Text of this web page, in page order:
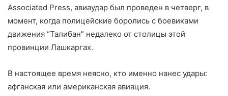
Associated Press, авиаудар был проведен в четверг, в
момент, когда полицейские боролись с боевиками
движения “Талибан” недалеко от столицы этой
провинции Лашкаргах.
В настоящее время неясно, кто именно нанес удары:
афганская или американская авиация.